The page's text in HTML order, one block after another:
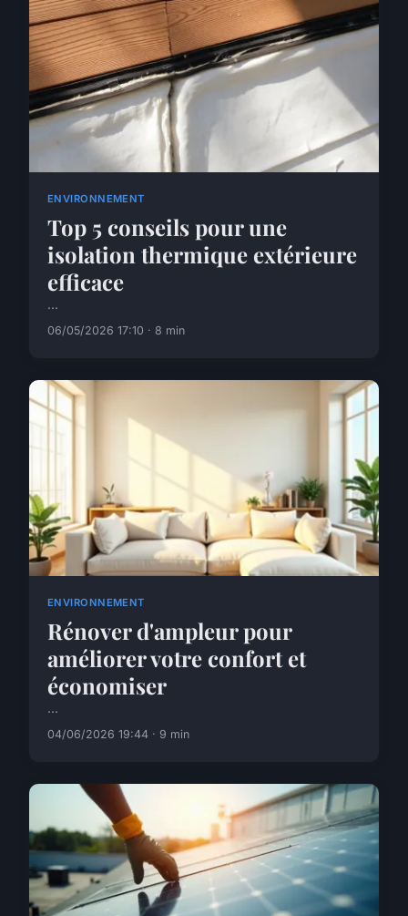
ENVIRONNEMENT
Top 5 conseils pour une
isolation thermique extérieure
efficace
...
06/05/2026 17:10 · 8 min
ENVIRONNEMENT
Rénover d'ampleur pour
améliorer votre confort et
économiser
...
04/06/2026 19:44 · 9 min